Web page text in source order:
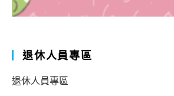
退休人員專區
退休人員專區